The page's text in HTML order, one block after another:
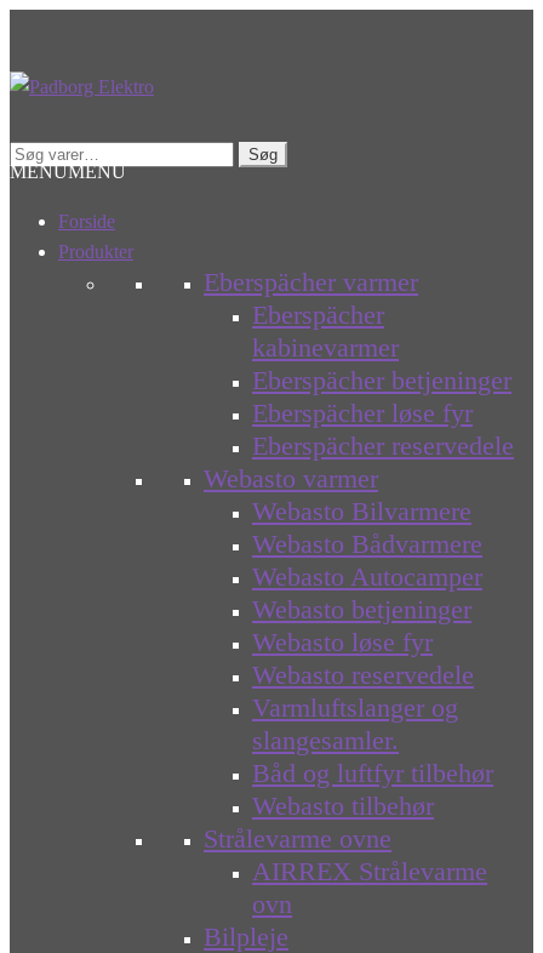
Spring
Spring
Søg
efter:
Søg
MENUMENU
Forside
Produkter
Eberspächer varmer
Eberspächer
kabinevarmer
Eberspächer betjeninger
Eberspächer løse fyr
Eberspächer reservedele
Webasto varmer
Webasto Bilvarmere
Webasto Bådvarmere
Webasto Autocamper
Webasto betjeninger
Webasto løse fyr
Webasto reservedele
Varmluftslanger og
slangesamler.
Båd og luftfyr tilbehør
Webasto tilbehør
Strålevarme ovne
AIRREX Strålevarme
ovn
Bilpleje